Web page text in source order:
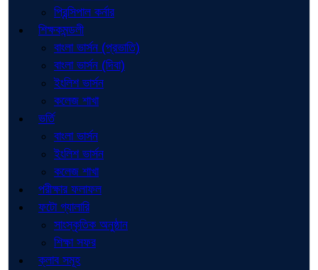
প্রিন্সিপাল কর্নার
শিক্ষকমন্ডলী
বাংলা ভার্সন (প্রভাতি)
বাংলা ভার্সন (দিবা)
ইংলিশ ভার্সন
কলেজ শাখা
ভর্তি
বাংলা ভার্সন
ইংলিশ ভার্সন
কলেজ শাখা
পরীক্ষার ফলাফল
ফটো গ্যালারি
সাংস্কৃতিক অনুষ্ঠান
শিক্ষা সফর
ক্লাব সমূহ